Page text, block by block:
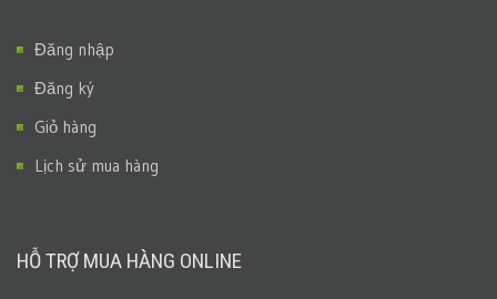
Đăng nhập
Đăng ký
Giỏ hàng
Lịch sử mua hàng
HỖ TRỢ MUA HÀNG ONLINE